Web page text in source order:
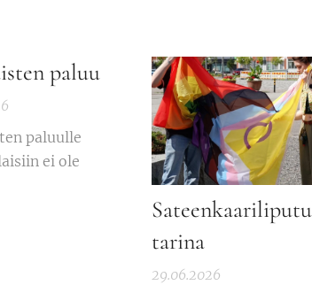
paluu
paluulle
ei ole
tarina
29.06.2026